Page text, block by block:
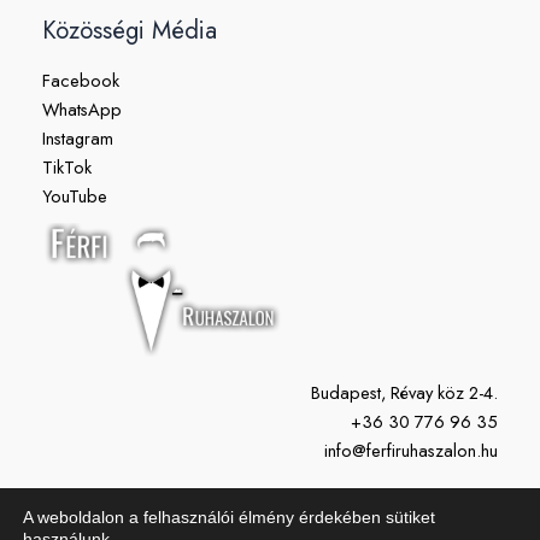
Közösségi Média
Facebook
WhatsApp
Instagram
TikTok
YouTube
Budapest, Révay köz 2-4.
+36 30 776 96 35
info@ferfiruhaszalon.hu
H-P: 11:00-19:00
A weboldalon a felhasználói élmény érdekében sütiket